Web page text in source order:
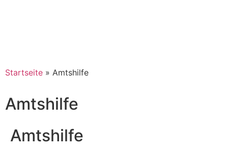
Startseite » Amtshilfe
Amtshilfe
Amtshilfe